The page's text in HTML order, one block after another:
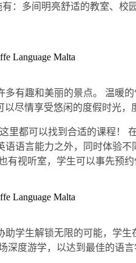
：多间明亮舒适的教室、
有趣和美丽的景点。 温暖
尽情享受悠闲的度假时光，
里都可以找到合适的课程！
语言能力之外，同时体验
视听室，学生可以事先预约
学生解锁无限的可能，学
度游学，以达到最佳的语